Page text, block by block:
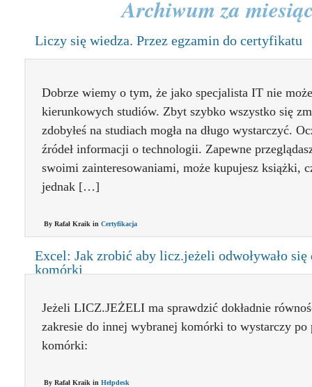
Archiwum za
Liczy się wiedza. Przez egzamin do certyfikatu
Dobrze wiemy o tym, że jako specjalista IT nie
kierunkowych studiów. Zbyt szybko wszystko się
zdobyłeś na studiach mogła na długo wystarczyć.
źródeł informacji o technologii. Zapewne
swoimi zainteresowaniami, może kupujesz książki,
jednak […]
By Rafał Kraik in Certyfikacja
Excel: Jak zrobić aby licz.jeżeli odwoływało się
komórki
Jeżeli LICZ.JEŻELI ma sprawdzić dokładnie
zakresie do innej wybranej komórki to wystarczy po
komórki:
By Rafał Kraik in Helpdesk